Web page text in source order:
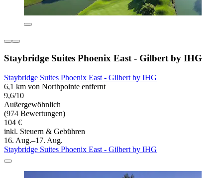
Staybridge Suites Phoenix East - Gilbert by IHG
Staybridge Suites Phoenix East - Gilbert by IHG
6,1 km von Northpointe entfernt
9,6/10
Außergewöhnlich
(974 Bewertungen)
104 €
inkl. Steuern & Gebühren
16. Aug.–17. Aug.
Staybridge Suites Phoenix East - Gilbert by IHG